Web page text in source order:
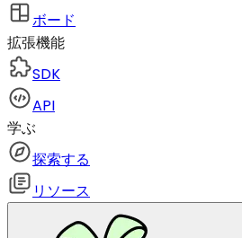
ボード
拡張機能
SDK
API
学ぶ
探索する
リソース